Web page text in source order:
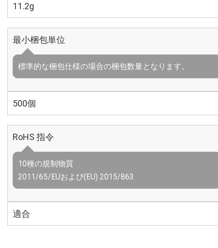
11.2g
最小梱包単位
標準的な梱包仕様の場合の梱包数量となります。
500個
RoHS 指令
10種の規制物質
2011/65/EUおよび(EU) 2015/863
適合